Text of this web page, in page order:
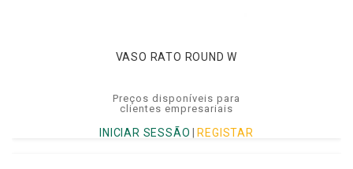
VASO RATO ROUND W
Preços disponíveis para
clientes empresariais
INICIAR SESSÃO REGISTAR